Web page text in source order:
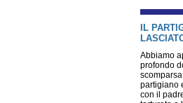
IL
Abbiamo
profondo
partigiano
con il